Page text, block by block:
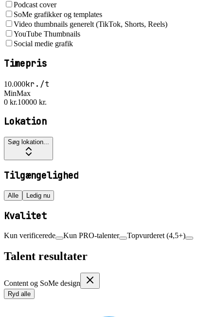
Podcast cover
SoMe grafikker og templates
Video thumbnails generelt (TikTok, Shorts, Reels)
YouTube Thumbnails
Social medie grafik
Timepris
10.000kr./t
MinMax
0 kr.10000 kr.
Lokation
Søg lokation...
Tilgængelighed
Alle Ledig nu
Kvalitet
Kun verificerede Kun PRO-talenter Topvurderet (4,5+)
Talent resultater
Content og SoMe design
Ryd alle